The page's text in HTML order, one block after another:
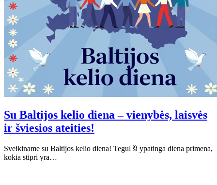
Su Baltijos kelio diena – vienybės, laisvės
ir šviesios ateities!
Sveikiname su Baltijos kelio diena! Tegul ši ypatinga diena primena,
kokia stipri yra…